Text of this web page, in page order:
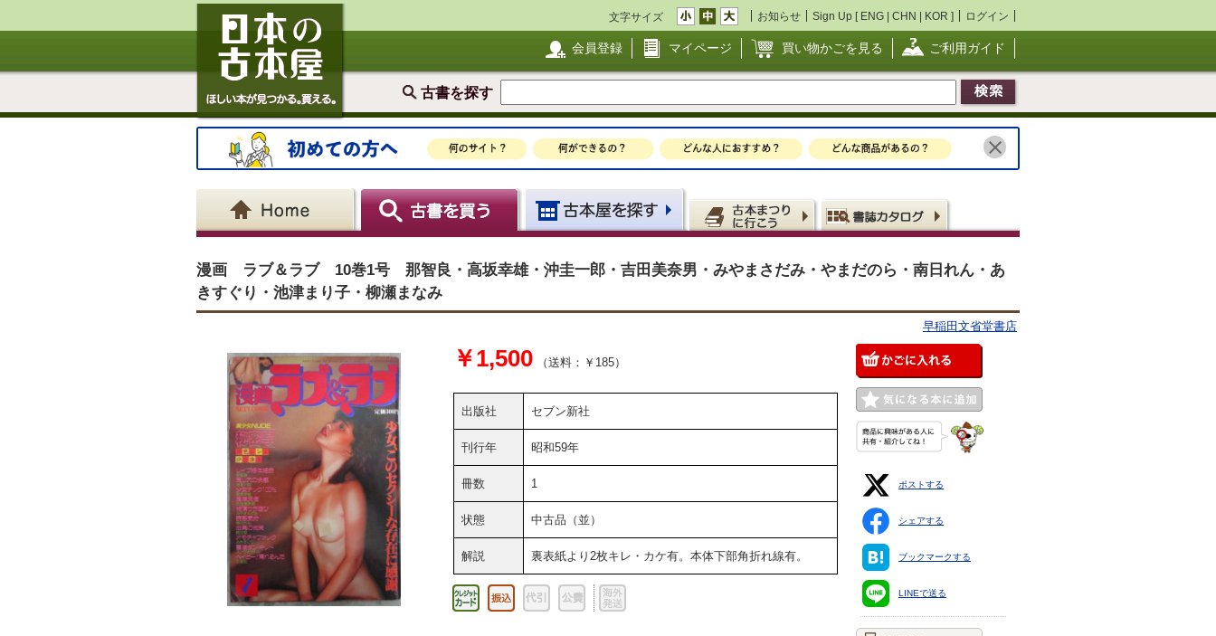
文字サイズ お知らせ Sign Up [ ENG | CHN | KOR ] ログイン
会員登録 マイページ 買い物かごを見る ご利用ガイド
古書を探す
漫画 ラブ＆ラブ 10巻1号 那智良・高坂幸雄・沖圭一郎・吉田美奈男・みやまさだみ・やまだのら・南日れん・あ
きすぐり・池津まり子・柳瀬まなみ
早稲田文省堂書店
￥1,500 （送料：￥185）
出版社 セブン新社
刊行年 昭和59年
冊数 1
状態 中古品（並）
解説 裏表紙より2枚キレ・カケ有。本体下部角折れ線有。
ポストする
シェアする
ブックマークする
LINEで送る